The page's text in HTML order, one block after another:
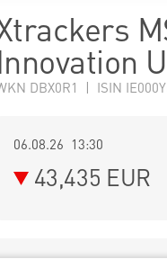
DBX0R1 | ISIN
06.08.26 13:30
43,435 EUR